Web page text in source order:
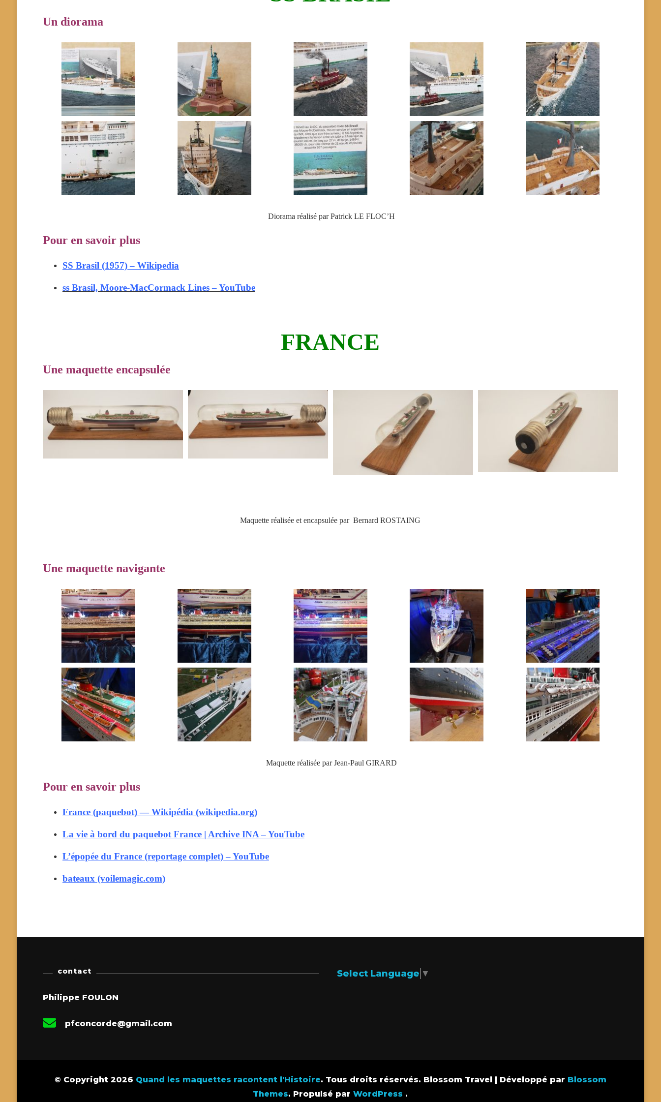
Un diorama
Diorama réalisé par Patrick LE FLOC’H
Pour en savoir plus
SS Brasil (1957) – Wikipedia
ss Brasil, Moore-MacCormack Lines – YouTube
FRANCE
Une maquette encapsulée
Maquette réalisée et encapsulée par Bernard ROSTAING
Une maquette navigante
Maquette réalisée par Jean-Paul GIRARD
Pour en savoir plus
France (paquebot) — Wikipédia (wikipedia.org)
La vie à bord du paquebot France | Archive INA – YouTube
L’épopée du France (reportage complet) – YouTube
bateaux (voilemagic.com)
contact
Philippe FOULON
pfconcorde@gmail.com
Select Language ▼
© Copyright 2026 Quand les maquettes racontent l'Histoire. Tous droits réservés. Blossom Travel | Développé par Blossom
Themes. Propulsé parWordPress .